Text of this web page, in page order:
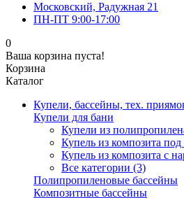
Московский, Радужная 21
ПН-ПТ 9:00-17:00
0
Ваша корзина пуста!
Корзина
Каталог
Купели, бассейны, тех.
Купели для бани
Купели из
Купель из композита под
Купель из композита с
Все категории (3)
Полипропиленовые бассейны
Композитные бассейны